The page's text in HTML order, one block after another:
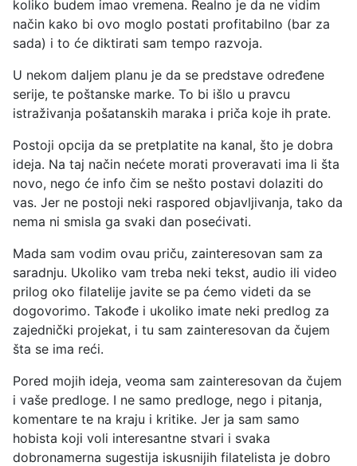
koliko budem imao vremena. Realno je da ne vidim
način kako bi ovo moglo postati profitabilno (bar za
sada) i to će diktirati sam tempo razvoja.
U nekom daljem planu je da se predstave određene
serije, te poštanske marke. To bi išlo u pravcu
istraživanja pošatanskih maraka i priča koje ih prate.
Postoji opcija da se pretplatite na kanal, što je dobra
ideja. Na taj način nećete morati proveravati ima li šta
novo, nego će info čim se nešto postavi dolaziti do
vas. Jer ne postoji neki raspored objavljivanja, tako da
nema ni smisla ga svaki dan posećivati.
Mada sam vodim ovau priču, zainteresovan sam za
saradnju. Ukoliko vam treba neki tekst, audio ili video
prilog oko filatelije javite se pa ćemo videti da se
dogovorimo. Takođe i ukoliko imate neki predlog za
zajednički projekat, i tu sam zainteresovan da čujem
šta se ima reći.
Pored mojih ideja, veoma sam zainteresovan da čujem
i vaše predloge. I ne samo predloge, nego i pitanja,
komentare te na kraju i kritike. Jer ja sam samo
hobista koji voli interesantne stvari i svaka
dobronamerna sugestija iskusnijih filatelista je dobro